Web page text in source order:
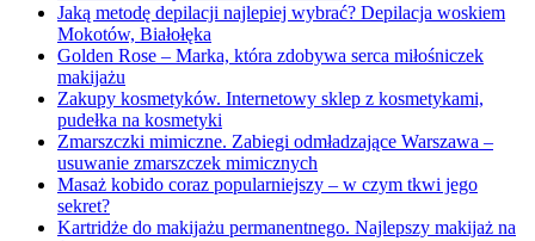
Jaką metodę depilacji najlepiej wybrać? Depilacja woskiem
Mokotów, Białołęka
Golden Rose – Marka, która zdobywa serca miłośniczek
makijażu
Zakupy kosmetyków. Internetowy sklep z kosmetykami,
pudełka na kosmetyki
Zmarszczki mimiczne. Zabiegi odmładzające Warszawa –
usuwanie zmarszczek mimicznych
Masaż kobido coraz popularniejszy – w czym tkwi jego
sekret?
Kartridże do makijażu permanentnego. Najlepszy makijaż na